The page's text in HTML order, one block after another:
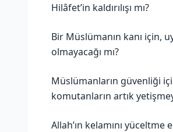
Hilâfet’in kaldırılışı mı?
Bir Müslümanın kanı için,
olmayacağı mı?
Müslümanların güvenliği
komutanların artık
Allah’ın kelamını